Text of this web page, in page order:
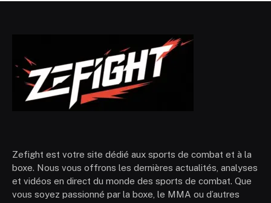
Zefight est votre site dédié aux sports de combat et à la
boxe. Nous vous offrons les dernières actualités, analyses
et vidéos en direct du monde des sports de combat. Que
vous soyez passionné par la boxe, le MMA ou d’autres